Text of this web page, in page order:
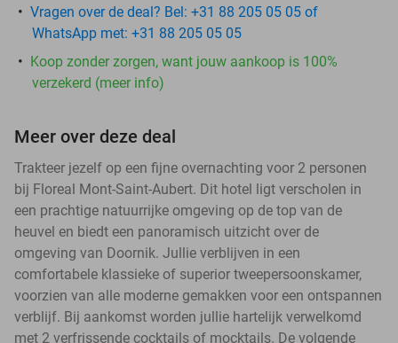
Vragen over de deal? Bel: +31 88 205 05 05 of
WhatsApp met: +31 88 205 05 05
Koop zonder zorgen, want jouw aankoop is 100%
verzekerd (meer info)
Meer over deze deal
Trakteer jezelf op een fijne overnachting voor 2 personen
bij Floreal Mont-Saint-Aubert. Dit hotel ligt verscholen in
een prachtige natuurrijke omgeving op de top van de
heuvel en biedt een panoramisch uitzicht over de
omgeving van Doornik. Jullie verblijven in een
comfortabele klassieke of superior tweepersoonskamer,
voorzien van alle moderne gemakken voor een ontspannen
verblijf. Bij aankomst worden jullie hartelijk verwelkomd
met 2 verfrissende cocktails of mocktails. De volgende